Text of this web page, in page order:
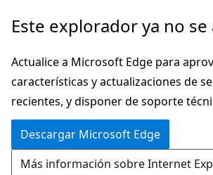
Ir
contenido
principal
Ir
la
navegación
en
la
página
Este explorador ya no
Actualice a Microsoft Edge para
características y actualizaciones de
recientes, y disponer de soporte
Descargar Microsoft Edge
Más información sobre Internet